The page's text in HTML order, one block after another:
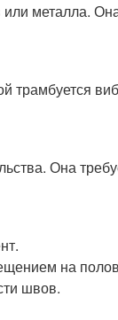
металла.
трамбуется
Она
на
швов.